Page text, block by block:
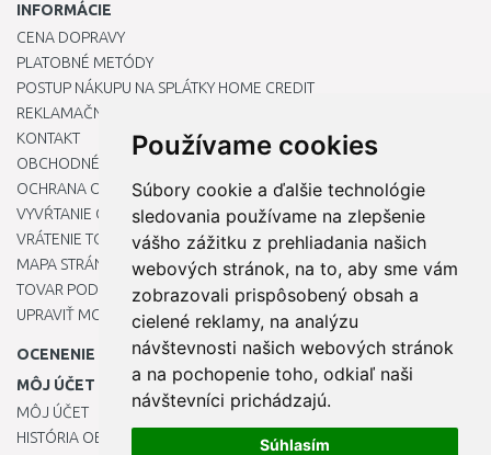
Používame cookies
Súbory cookie a ďalšie technológie
sledovania používame na zlepšenie
vášho zážitku z prehliadania našich
webových stránok, na to, aby sme vám
zobrazovali prispôsobený obsah a
cielené reklamy, na analýzu
návštevnosti našich webových stránok
a na pochopenie toho, odkiaľ naši
návštevníci prichádzajú.
Súhlasím
INFORMÁCIE
CENA DOPRAVY
PLATOBNÉ METÓDY
POSTUP NÁKUPU NA SPLÁTKY HOME CREDIT
REKLAMAČNÝ PORIADOK
KONTAKT
OBCHODNÉ PODMIENKY
OCHRANA OSOBNÝCH ÚDAJOV
VYVŔTANIE OTVORU DO DREZU PRE KUCHYNSKÚ BATÉRIU
VRÁTENIE TOVARU / REKLAMÁCIE
MAPA STRÁNOK
TOVAR PODĽA ZNAČIEK
UPRAVIŤ MOJE PREDVOĽBY COOKIES
OCENENIE
MÔJ ÚČET
MÔJ ÚČET
HISTÓRIA OBJEDNÁVOK